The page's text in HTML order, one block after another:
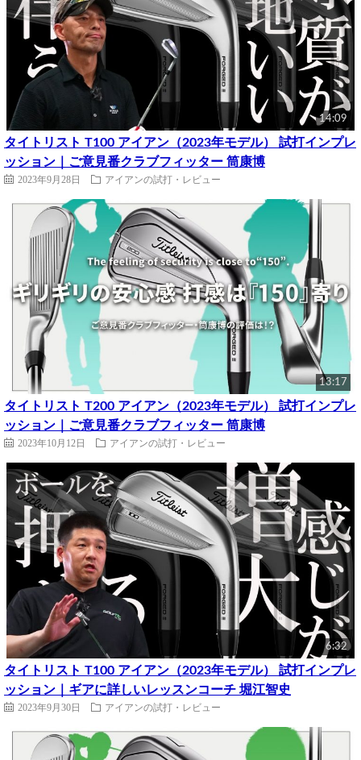
14:09
タイトリスト T100 アイアン（2023年モデル） 試打インプレ
ッション｜ご意見番クラブフィッター 筒康博
2023年9月28日 アイアンの試打・レビュー
13:17
タイトリスト T200 アイアン（2023年モデル） 試打インプレ
ッション｜ご意見番クラブフィッター 筒康博
2023年10月12日 アイアンの試打・レビュー
6:32
タイトリスト T100 アイアン（2023年モデル） 試打インプレ
ッション｜ギアに詳しいレッスンコーチ 堀江智史
2023年9月30日 アイアンの試打・レビュー